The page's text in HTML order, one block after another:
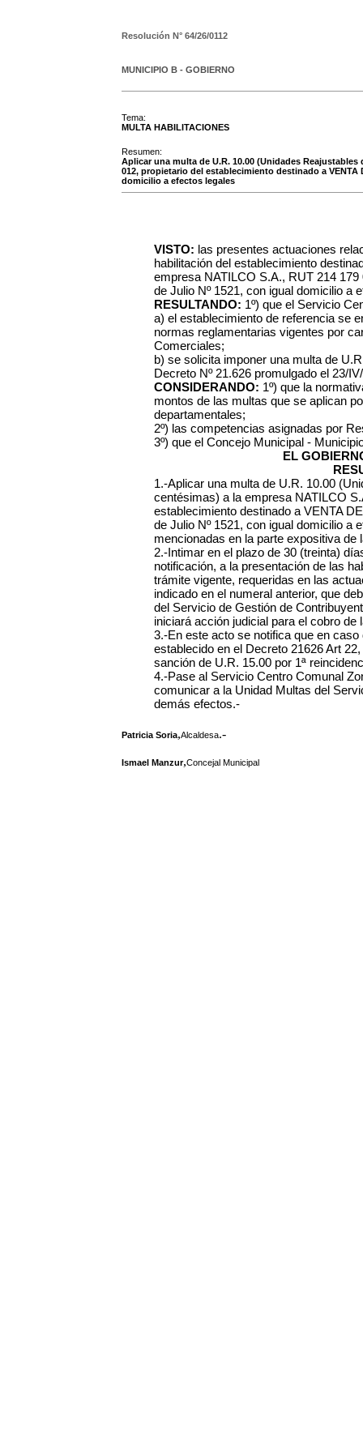
Resolución N° 64/26/0112
MUNICIPIO B - GOBIERNO
Tema:
MULTA HABILITACIONES
Resumen:
Aplicar una multa de U.R. 10.00 (Unidades Reajustables
012, propietario del establecimiento destinado a VENTA
domicilio a efectos legales
VISTO: las presentes actuaciones
habilitación del establecimiento
empresa NATILCO S.A., RUT 214
de Julio Nº 1521, con igual domicilio a
RESULTANDO: 1º) que el Servicio
a) el establecimiento de referencia se
normas reglamentarias vigentes por
Comerciales;
b) se solicita imponer una multa de
Decreto Nº 21.626 promulgado el 23/
CONSIDERANDO: 1º) que la
montos de las multas que se aplican
departamentales;
2º) las competencias asignadas por
3º) que el Concejo Municipal -
EL
1.-Aplicar una multa de U.R. 10.00
centésimas) a la empresa NATILCO
establecimiento destinado a VENTA
de Julio Nº 1521, con igual domicilio a
mencionadas en la parte expositiva de
2.-Intimar en el plazo de 30 (treinta)
notificación, a la presentación de las
trámite vigente, requeridas en las
indicado en el numeral anterior, que
del Servicio de Gestión de
iniciará acción judicial para el cobro de
3.-En este acto se notifica que en
establecido en el Decreto 21626 Art
sanción de U.R. 15.00 por 1ª
4.-Pase al Servicio Centro Comunal
comunicar a la Unidad Multas del
demás efectos.-
Patricia Soria,Alcaldesa.-
Ismael Manzur,Concejal Municipal